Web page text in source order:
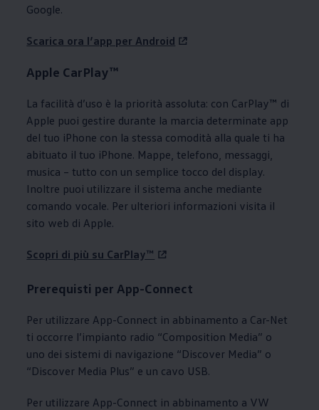
Google.
Scarica ora l’app per Android
Apple CarPlay™
La facilità d’uso è la priorità assoluta: con CarPlay™ di
Apple puoi gestire durante la marcia determinate app
del tuo iPhone con la stessa comodità alla quale ti ha
abituato il tuo iPhone. Mappe, telefono, messaggi,
musica – tutto con un semplice tocco del display.
Inoltre puoi utilizzare il sistema anche mediante
comando vocale. Per ulteriori informazioni visita il
sito web di Apple.
Scopri di più su CarPlay™
Prerequisti per App-Connect
Per utilizzare App-Connect in abbinamento a Car-Net
ti occorre l’impianto radio “Composition Media” o
uno dei sistemi di navigazione “Discover Media” o
“Discover Media Plus” e un cavo USB.
Per utilizzare App-Connect in abbinamento a VW